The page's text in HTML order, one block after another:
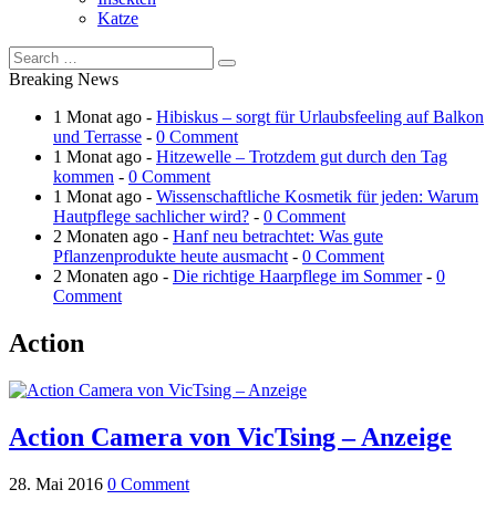
Katze
Breaking News
1 Monat ago - Hibiskus – sorgt für Urlaubsfeeling auf Balkon
und Terrasse - 0 Comment
1 Monat ago - Hitzewelle – Trotzdem gut durch den Tag
kommen - 0 Comment
1 Monat ago - Wissenschaftliche Kosmetik für jeden: Warum
Hautpflege sachlicher wird? - 0 Comment
2 Monaten ago - Hanf neu betrachtet: Was gute
Pflanzenprodukte heute ausmacht - 0 Comment
2 Monaten ago - Die richtige Haarpflege im Sommer- 0
Comment
Action
Action Camera von VicTsing – Anzeige
28. Mai 2016 0 Comment